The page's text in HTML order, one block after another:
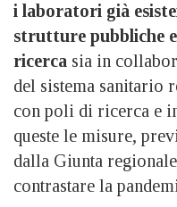
i laboratori già
strutture pubbliche
ricerca sia in
del sistema sanitario
con poli di ricerca e
queste le misure,
dalla Giunta
contrastare la